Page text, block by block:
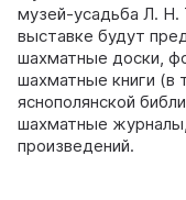
музей-усадьба Л. Н.
выставке будут
шахматные доски,
шахматные книги (в
яснополянской
шахматные
произведений.